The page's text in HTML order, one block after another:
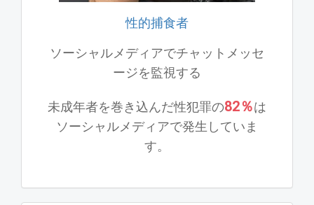
性的捕食者
ソーシャルメディアでチャットメッセ
ージを監視する
未成年者を巻き込んだ性犯罪の82％は
ソーシャルメディアで発生していま
す。